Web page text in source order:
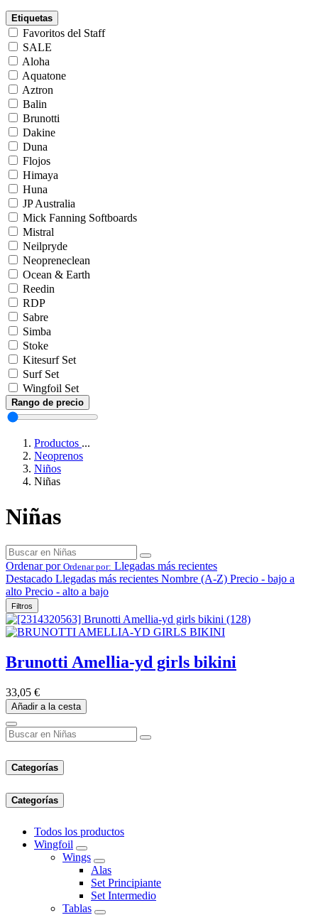
Etiquetas
Favoritos del Staff
SALE
Aloha
Aquatone
Aztron
Balin
Brunotti
Dakine
Duna
Flojos
Himaya
Huna
JP Australia
Mick Fanning Softboards
Mistral
Neilpryde
Neopreneclean
Ocean & Earth
Reedin
RDP
Sabre
Simba
Stoke
Kitesurf Set
Surf Set
Wingfoil Set
Rango de precio
Productos ...
Neoprenos
Niños
Niñas
Niñas
Ordenar por Ordenar por: Llegadas más recientes
Destacado Llegadas más recientes Nombre (A-Z) Precio - bajo a
alto Precio - alto a bajo
Filtros
Brunotti Amellia-yd girls bikini
33,05 €
Añadir a la cesta
Categorías
Categorías
Todos los productos
Wingfoil
Wings
Alas
Set Principiante
Set Intermedio
Tablas